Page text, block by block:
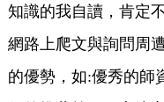
知識的我自讀，肯定
網路上爬文與詢問周
的優勢，如:優秀的師